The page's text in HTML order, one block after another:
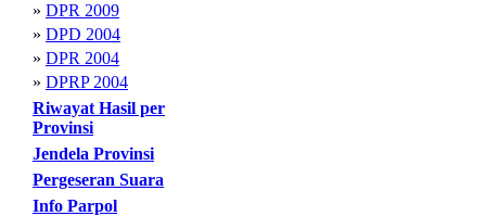
» DPR 2009
» DPD 2004
» DPR 2004
» DPRP 2004
Riwayat Hasil per
Provinsi
Jendela Provinsi
Pergeseran Suara
Info Parpol